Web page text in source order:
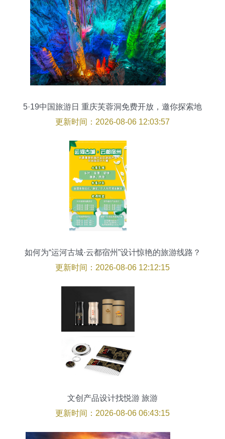
5·19中国旅游日 重庆芙蓉洞免费开放，邀你探索地
下奇观
更新时间：2026-08-06 12:03:57
如何为“运河古城·云都宿州”设计惊艳的旅游线路？
参赛技巧与创新灵感大放送
更新时间：2026-08-06 12:12:15
文创产品设计找悦游 旅游
更新时间：2026-08-06 06:43:15